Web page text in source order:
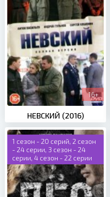
16+
НЕВСКИЙ (2016)
1 сезон - 20 серий, 2 сезон
- 24 серии, 3 сезон - 24
серии, 4 сезон - 22 серии